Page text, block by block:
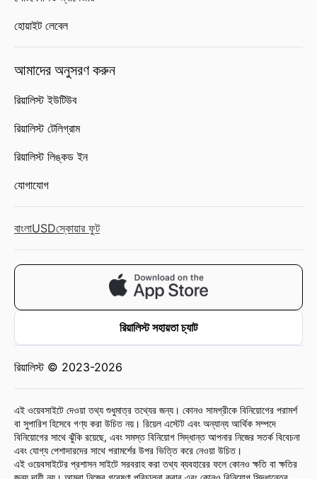
হোয়াইট লেবেল
আমাদের অনুসরণ করুন
রিয়ালিস্ট ইউটিউব
রিয়ালিস্ট টেলিগ্রাম
রিয়ালিস্ট লিঙ্কড ইন
যোগাযোগ
বাংলাUSDস্কোয়ার ফুট
রিয়ালিস্ট সহায়তা চ্যাট
রিয়ালিস্ট © 2023-2026
এই ওয়েবসাইটে দেওয়া তথ্য শুধুমাত্র তথ্যের জন্য। কোনও সামগ্রীকে বিনিয়োগের পরামর্শ
বা সুপারিশ হিসেবে গণ্য করা উচিত নয়। রিয়েল এস্টেট এবং অন্যান্য আর্থিক সম্পদে
বিনিয়োগের সাথে ঝুঁকি রয়েছে, এবং সমস্ত বিনিয়োগ সিদ্ধান্ত আপনার নিজের সতর্ক বিবেচনা
এবং যোগ্য পেশাদারদের সাথে পরামর্শের উপর ভিত্তি করে নেওয়া উচিত।
এই ওয়েবসাইটের প্রশাসন সাইটে সরবরাহ করা তথ্য ব্যবহারের ফলে কোনও ক্ষতি বা ক্ষতির